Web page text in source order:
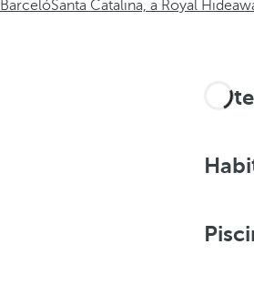
BarcelóSanta Catalina, a Royal